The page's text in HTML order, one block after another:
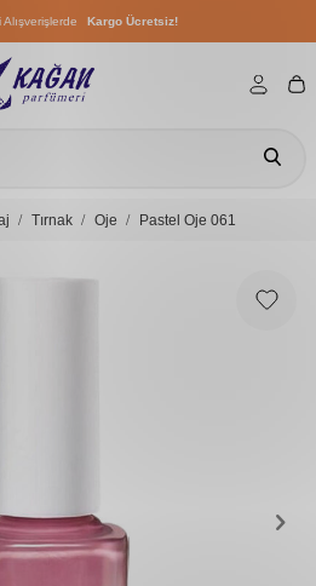
Kargo Ücretsiz!
Alışverişlerde
Tırnak Oje Pastel Oje 061